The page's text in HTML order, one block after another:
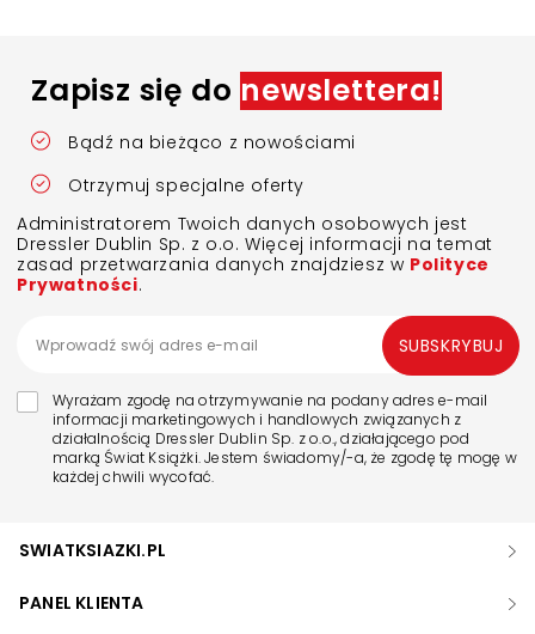
Zapisz się do newslettera!
Bądź na bieżąco z nowościami
Otrzymuj specjalne oferty
Administratorem Twoich danych osobowych jest
Dressler Dublin Sp. z o.o. Więcej informacji na temat
zasad przetwarzania danych znajdziesz w Polityce
Prywatności.
Wyrażam zgodę na otrzymywanie na podany adres e-mail
informacji marketingowych i handlowych związanych z
działalnością Dressler Dublin Sp. z o.o., działającego pod
marką Świat Książki. Jestem świadomy/-a, że zgodę tę mogę w
każdej chwili wycofać.
SUBSKRYBUJ
SWIATKSIAZKI.PL
PANEL KLIENTA